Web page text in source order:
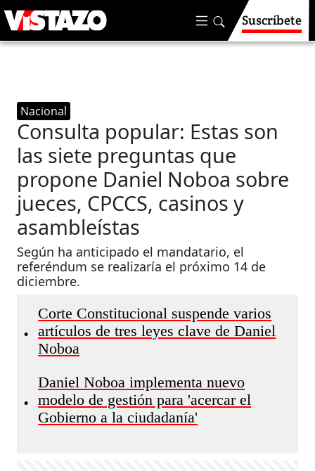
Suscríbete
Nacional
Consulta popular: Estas son
las siete preguntas que
propone Daniel Noboa sobre
jueces, CPCCS, casinos y
asambleístas
Según ha anticipado el mandatario, el
referéndum se realizaría el próximo 14 de
diciembre.
•
Corte Constitucional suspende varios
artículos de tres leyes clave de Daniel
Noboa
•
Daniel Noboa implementa nuevo
modelo de gestión para 'acercar el
Gobierno a la ciudadanía'